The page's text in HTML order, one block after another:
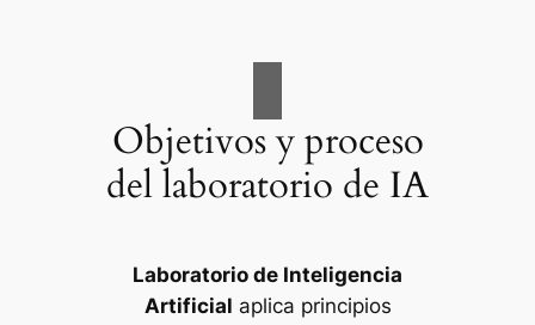
Objetivos y proceso
del laboratorio de IA
Laboratorio de Inteligencia
Artificial aplica principios